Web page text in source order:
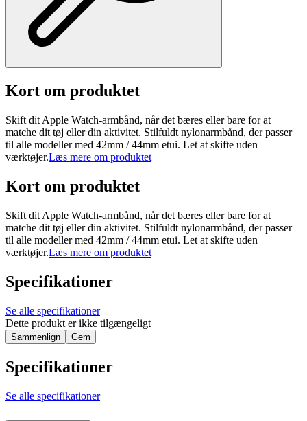
Kort om produktet
Skift dit Apple Watch-armbånd, når det bæres eller bare for at
matche dit tøj eller din aktivitet. Stilfuldt nylonarmbånd, der passer
til alle modeller med 42mm / 44mm etui. Let at skifte uden
værktøjer.Læs mere om produktet
Kort om produktet
Skift dit Apple Watch-armbånd, når det bæres eller bare for at
matche dit tøj eller din aktivitet. Stilfuldt nylonarmbånd, der passer
til alle modeller med 42mm / 44mm etui. Let at skifte uden
værktøjer.Læs mere om produktet
Specifikationer
Se alle specifikationer
Dette produkt er ikke tilgængeligt
Sammenlign Gem
Specifikationer
Se alle specifikationer